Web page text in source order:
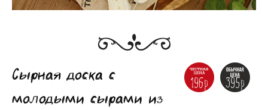
395р
196р
Сырная доска с
молодыми сырами из